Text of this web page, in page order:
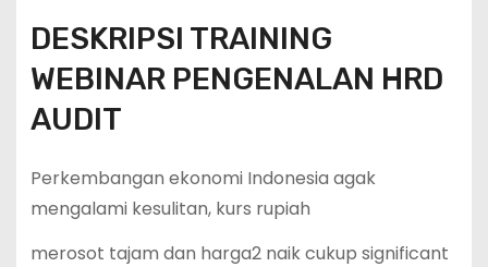
DESKRIPSI TRAINING
WEBINAR PENGENALAN HRD
AUDIT
Perkembangan ekonomi Indonesia agak
mengalami kesulitan, kurs rupiah
merosot tajam dan harga2 naik cukup significant